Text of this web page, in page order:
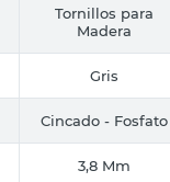
Tornillos para
Madera
Gris
Cincado - Fosfato
3,8 Mm